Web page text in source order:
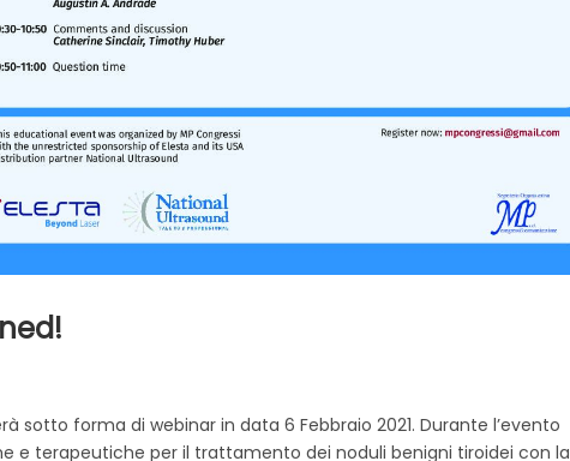
sotto forma di webinar in data 6 Febbraio 2021. Durante l’evento
e terapeutiche per il trattamento dei noduli benigni tiroidei con la